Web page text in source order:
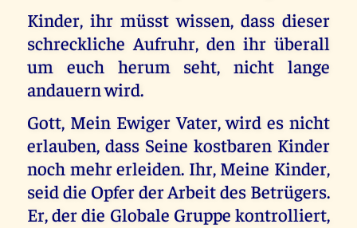
Kinder, ihr müsst wissen, dass dieser
schreckliche Aufruhr, den ihr überall
um euch herum seht, nicht lange
andauern wird.
Gott, Mein Ewiger Vater, wird es nicht
erlauben, dass Seine kostbaren Kinder
noch mehr erleiden. Ihr, Meine Kinder,
seid die Opfer der Arbeit des Betrügers.
Er, der die Globale Gruppe kontrolliert,